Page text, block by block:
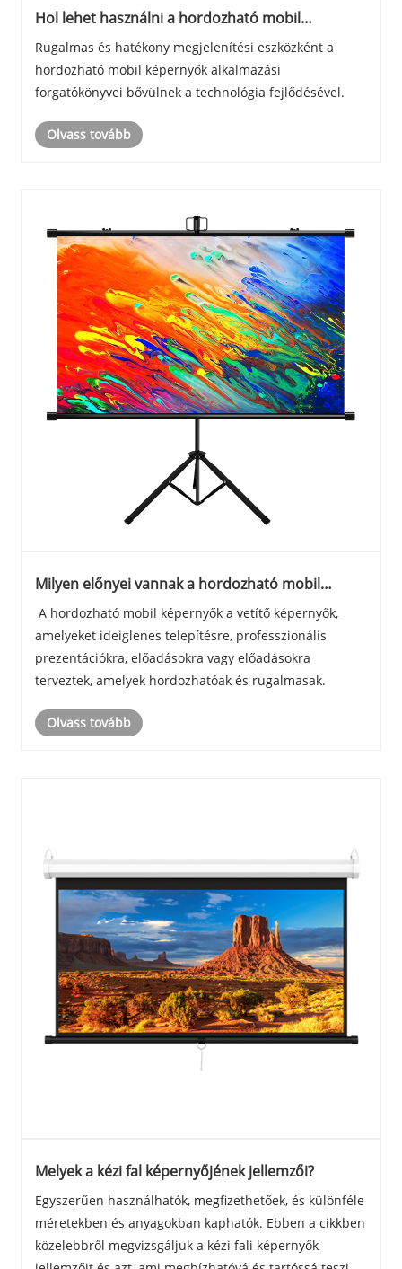
Hol lehet használni a hordozható mobil
Rugalmas és hatékony megjelenítési eszközként a
hordozható mobil képernyők alkalmazási
forgatókönyvei bővülnek a technológia fejlődésével.
Olvass tovább
Milyen előnyei vannak a hordozható mobil
‌ A hordozható mobil képernyők a vetítő képernyők,
amelyeket ideiglenes telepítésre, professzionális
prezentációkra, előadásokra vagy előadásokra
terveztek, amelyek hordozhatóak és rugalmasak.
Olvass tovább
Melyek a kézi fal képernyőjének jellemzői?
Egyszerűen használhatók, megfizethetőek, és különféle
méretekben és anyagokban kaphatók. Ebben a cikkben
közelebbről megvizsgáljuk a kézi fali képernyők